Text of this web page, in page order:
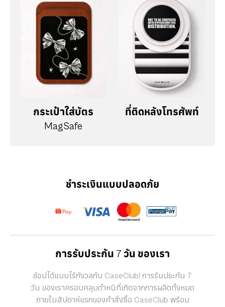
กระเป๋าใส่บัตร
MagSafe
ที่ติดหลังโทรศัพท์
ชำระเงินแบบปลอดภัย
การรับประกัน 7 วัน ของเรา
ช้อปได้แบบไร้กังวลกับ CaseClub! การรับประกัน 7
วัน ของเราครอบคลุมตำหนิที่เกิดจากการผลิตทั้งหมด
ภายในสัปดาห์แรกของคำสั่งซื้อ CaseClub พร้อม